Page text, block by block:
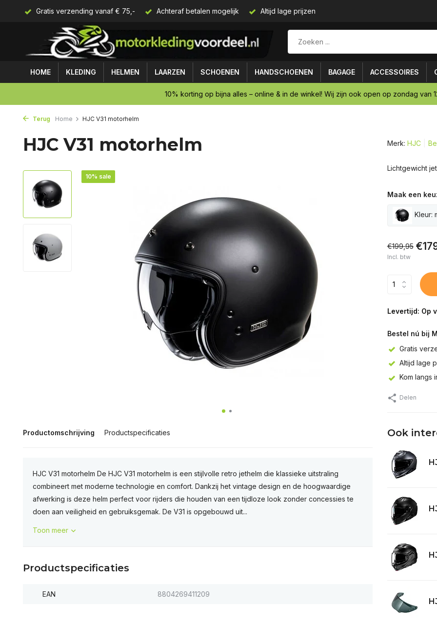
Gratis verzending vanaf € 75,- Achteraf betalen mogelijk Altijd lage prijzen
HOME KLEDING HELMEN LAARZEN SCHOENEN HANDSCHOENEN BAGAGE ACCESSOIRES
10% korting op bijna alles – online & in de winkel! Wij zijn ook open op zondag van
Terug Home HJC V31 motorhelm
HJC V31 motorhelm
10% sale
Productomschrijving Productspecificaties
HJC V31 motorhelm De HJC V31 motorhelm is een stijlvolle retro jethelm die klassieke uitstraling
combineert met moderne technologie en comfort. Dankzij het vintage design en de hoogwaardige
afwerking is deze helm perfect voor rijders die houden van een tijdloze look zonder concessies te
doen aan veiligheid en gebruiksgemak. De V31 is opgebouwd uit...
Toon meer
Productspecificaties
EAN 8804269411209
Merk: HJC
Lichtgewicht
Maak een
Kleur:
€199,95
Incl. btw
Levertijd: Op
Bestel nú bij
Gratis
Altijd lage
Kom langs
Delen
Ook